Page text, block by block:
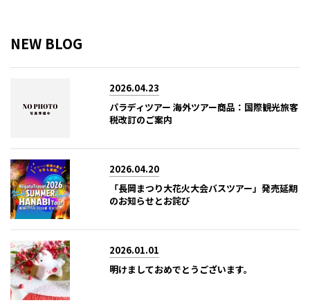
NEW BLOG
2026.04.23
パラディツアー 海外ツアー商品：国際観光旅客
税改訂のご案内
2026.04.20
「長岡まつり大花火大会バスツアー」発売延期
のお知らせとお詫び
2026.01.01
明けましておめでとうございます。